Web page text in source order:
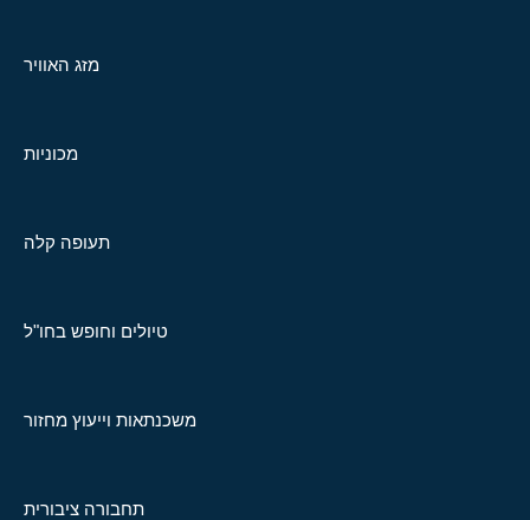
מזג האוויר
מכוניות
תעופה קלה
טיולים וחופש בחו"ל
משכנתאות וייעוץ מחזור
תחבורה ציבורית